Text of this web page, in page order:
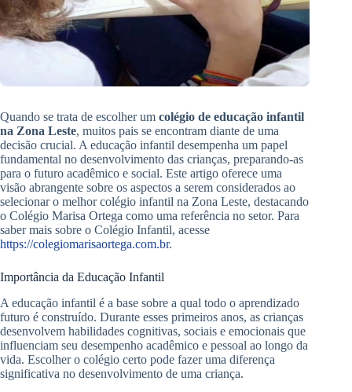
Quando se trata de escolher um colégio de educação infantil
na Zona Leste, muitos pais se encontram diante de uma
decisão crucial. A educação infantil desempenha um papel
fundamental no desenvolvimento das crianças, preparando-as
para o futuro acadêmico e social. Este artigo oferece uma
visão abrangente sobre os aspectos a serem considerados ao
selecionar o melhor colégio infantil na Zona Leste, destacando
o Colégio Marisa Ortega como uma referência no setor. Para
saber mais sobre o Colégio Infantil, acesse
https://colegiomarisaortega.com.br.
Importância da Educação Infantil
A educação infantil é a base sobre a qual todo o aprendizado
futuro é construído. Durante esses primeiros anos, as crianças
desenvolvem habilidades cognitivas, sociais e emocionais que
influenciam seu desempenho acadêmico e pessoal ao longo da
vida. Escolher o colégio certo pode fazer uma diferença
significativa no desenvolvimento de uma criança.